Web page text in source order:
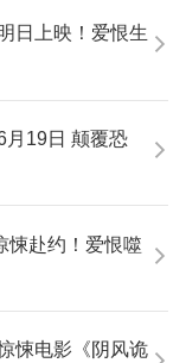
日上映！爱恨生
月19日 颠覆恐
悚赴约！爱恨噬
悚电影《阴风诡